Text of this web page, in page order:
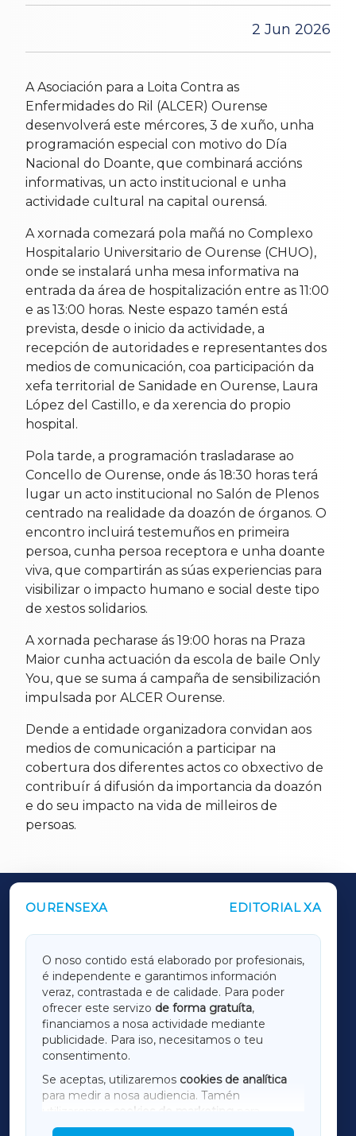
2 Jun 2026
A Asociación para a Loita Contra as
Enfermidades do Ril (ALCER) Ourense
desenvolverá este mércores, 3 de xuño, unha
programación especial con motivo do Día
Nacional do Doante, que combinará accións
informativas, un acto institucional e unha
actividade cultural na capital ourensá.
A xornada comezará pola mañá no Complexo
Hospitalario Universitario de Ourense (CHUO),
onde se instalará unha mesa informativa na
entrada da área de hospitalización entre as 11:00
e as 13:00 horas. Neste espazo tamén está
prevista, desde o inicio da actividade, a
recepción de autoridades e representantes dos
medios de comunicación, coa participación da
xefa territorial de Sanidade en Ourense, Laura
López del Castillo, e da xerencia do propio
hospital.
Pola tarde, a programación trasladarase ao
Concello de Ourense, onde ás 18:30 horas terá
lugar un acto institucional no Salón de Plenos
centrado na realidade da doazón de órganos. O
encontro incluirá testemuños en primeira
persoa, cunha persoa receptora e unha doante
viva, que compartirán as súas experiencias para
visibilizar o impacto humano e social deste tipo
de xestos solidarios.
A xornada pecharase ás 19:00 horas na Praza
Maior cunha actuación da escola de baile Only
You, que se suma á campaña de sensibilización
impulsada por ALCER Ourense.
Dende a entidade organizadora convidan aos
medios de comunicación a participar na
cobertura dos diferentes actos co obxectivo de
contribuír á difusión da importancia da doazón
e do seu impacto na vida de milleiros de
persoas.
OURENSEXA EDITORIAL XA
O noso contido está elaborado por profesionais,
é independente e garantimos información
veraz, contrastada e de calidade. Para poder
ofrecer este servizo de forma gratuíta,
financiamos a nosa actividade mediante
publicidade. Para iso, necesitamos o teu
consentimento.
Se aceptas, utilizaremos cookies de analítica
para medir a nosa audiencia. Tamén
utilizaremos
cookies de marketing
mostrar publicidade de terceiros.
OUTROS PERIÓDICOS
LUGOXA
TERRACHAXA
AMARIÑAXA